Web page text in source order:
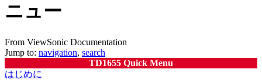
ニュー
From ViewSonic Documentation
Jump to: navigation, search
TD1655 Quick Menu
はじめに